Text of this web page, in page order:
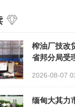
榨油厂技改
省邦分局受
2026-08-07
缅甸大其力